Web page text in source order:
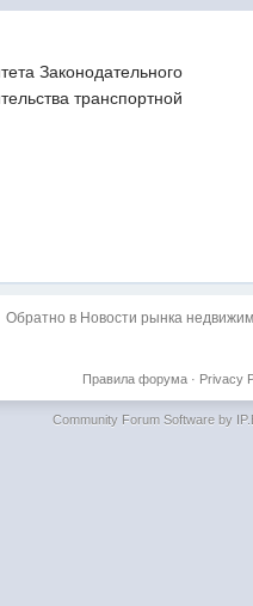
Законодательного
транспортной
Обратно в Новости рынка
Privacy
Правила форума·
Community Forum Software by